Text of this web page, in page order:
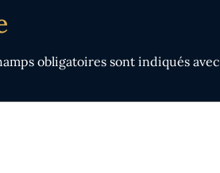
obligatoires sont indiqués avec